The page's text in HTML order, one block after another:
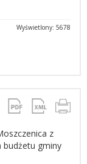
Wyświetlony: 5678
z
budżetu gminy